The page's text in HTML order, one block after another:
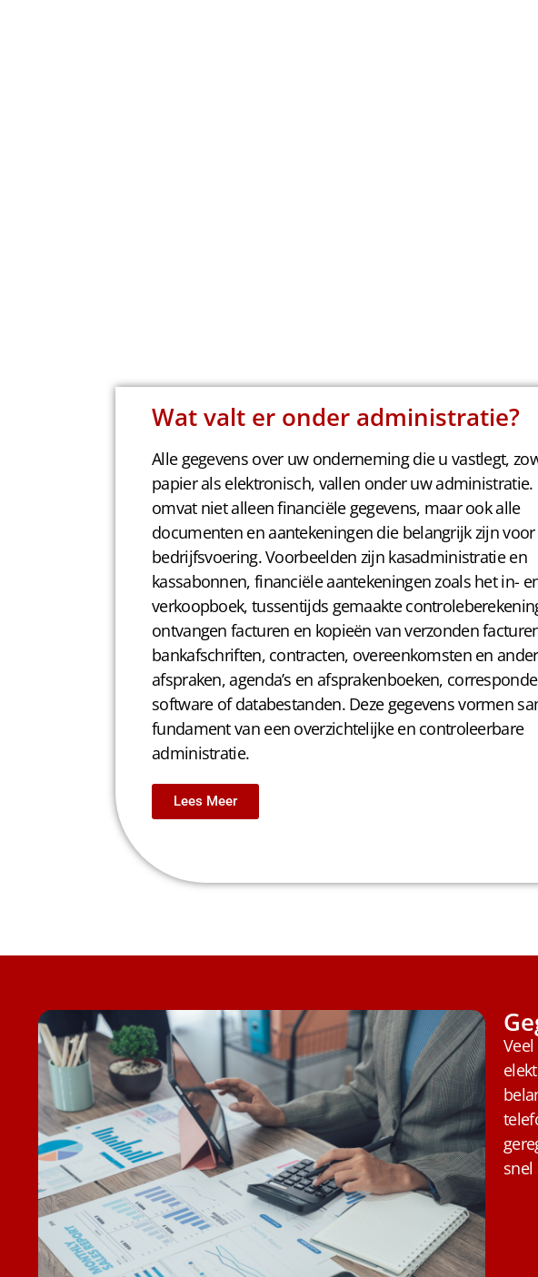
Wat valt er onder administratie?
Alle gegevens over uw onderneming die u vastlegt,
papier als elektronisch, vallen onder uw administratie.
omvat niet alleen financiële gegevens, maar ook alle
documenten en aantekeningen die belangrijk zijn
bedrijfsvoering. Voorbeelden zijn kasadministratie en
kassabonnen, financiële aantekeningen zoals het in-
verkoopboek, tussentijds gemaakte
ontvangen facturen en kopieën van verzonden
bankafschriften, contracten, overeenkomsten en
afspraken, agenda’s en afsprakenboeken,
software of databestanden. Deze gegevens vormen
fundament van een overzichtelijke en controleerbare
administratie.
Lees Meer
snel